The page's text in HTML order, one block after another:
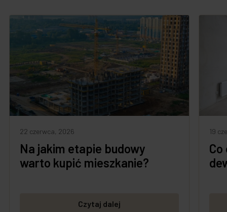
22 czerwca, 2026
Na jakim etapie budowy
warto kupić mieszkanie?
Czytaj dalej
19